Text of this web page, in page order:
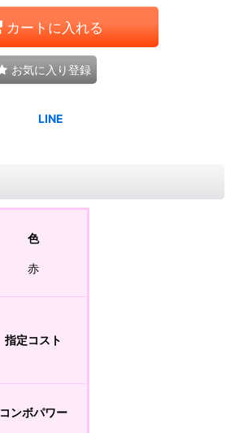
カートに入れる
お気に入り登録
色
赤
指定コスト
コンボパワー